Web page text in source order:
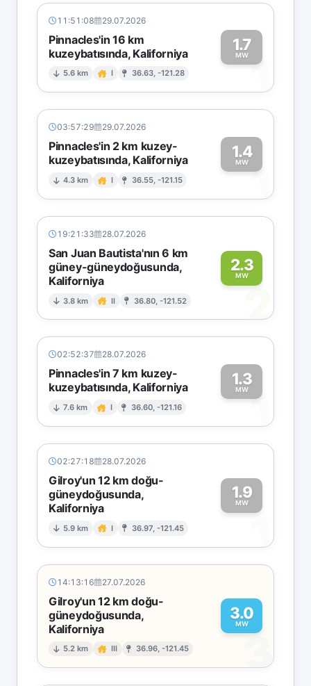
11:51:08 29.07.2026
Pinnacles'in 16 km
kuzeybatısında, Kaliforniya
5.6 km I 36.63, -121.28
1.7
MW1
03:57:29 29.07.2026
Pinnacles'in 2 km kuzey-
kuzeybatısında, Kaliforniya
4.3 km I 36.55, -121.15
1.4
MW1
19:21:33 28.07.2026
San Juan Bautista'nın 6 km
güney-güneydoğusunda,
Kaliforniya
3.8 km II 36.80, -121.52
2.3
MW
2
02:52:37 28.07.2026
Pinnacles'in 7 km kuzey-
kuzeybatısında, Kaliforniya
7.6 km I 36.60, -121.16
1.3
MW1
02:27:18 28.07.2026
Gilroy'un 12 km doğu-
güneydoğusunda,
Kaliforniya
5.9 km I 36.97, -121.45
1.9
MW
1
14:13:16 27.07.2026
Gilroy'un 12 km doğu-
güneydoğusunda,
Kaliforniya
5.2 km III 36.96, -121.45
3.0
MW
3